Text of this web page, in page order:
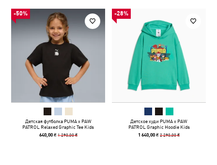
-50%
Детская футболка PUMA x PAW
PATROL Relaxed Graphic Tee Kids
640,00 ₴ 1 290,00 ₴
-28%
Детское худи PUMA x PAW
PATROL Graphic Hoodie Kids
1 640,00 ₴2 290,00 ₴